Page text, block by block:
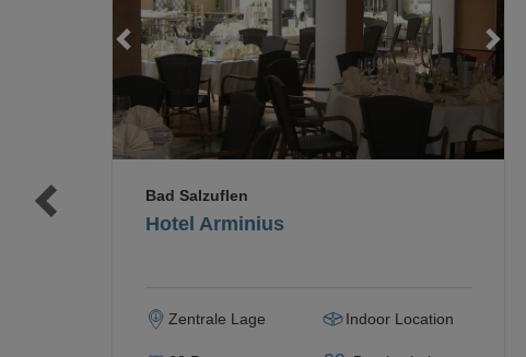
Loading...
Hotel Arminius
Bad Salzuflen
Zentrale Lage Indoor Location
Loading...